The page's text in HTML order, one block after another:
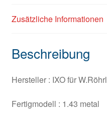
Zusätzliche Informationen
Beschreibung
Hersteller : IXO für
Fertigmodell : 1.43 metal